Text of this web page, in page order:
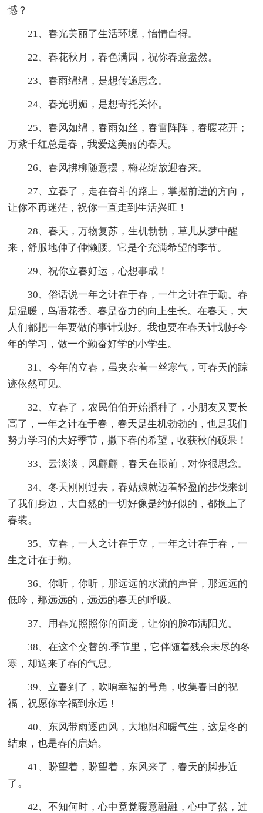
憾？
21、春光美丽了生活环境，怡情自得。
22、春花秋月，春色满园，祝你春意盎然。
23、春雨绵绵，是想传递思念。
24、春光明媚，是想寄托关怀。
25、春风如绵，春雨如丝，春雷阵阵，春暖花开；
万紫千红总是春，我爱这美丽的春天。
26、春风拂柳随意摆，梅花绽放迎春来。
27、立春了，走在奋斗的路上，掌握前进的方向，
让你不再迷茫，祝你一直走到生活兴旺！
28、春天，万物复苏，生机勃勃，草儿从梦中醒
来，舒服地伸了伸懒腰。它是个充满希望的季节。
29、祝你立春好运，心想事成！
30、俗话说一年之计在于春，一生之计在于勤。春
是温暖，鸟语花香。春是奋力的向上生长。在春天，大
人们都把一年要做的事计划好。我也要在春天计划好今
年的学习，做一个勤奋好学的小学生。
31、今年的立春，虽夹杂着一丝寒气，可春天的踪
迹依然可见。
32、立春了，农民伯伯开始播种了，小朋友又要长
高了，一年之计在于春，春天是生机勃勃的，也是我们
努力学习的大好季节，撒下春的希望，收获秋的硕果！
33、云淡淡，风翩翩，春天在眼前，对你很思念。
34、冬天刚刚过去，春姑娘就迈着轻盈的步伐来到
了我们身边，大自然的一切好像是约好似的，都换上了
春装。
35、立春，一人之计在于立，一年之计在于春，一
生之计在于勤。
36、你听，你听，那远远的水流的声音，那远远的
低吟，那远远的，远远的春天的呼吸。
37、用春光照照你的面庞，让你的脸布满阳光。
38、在这个交替的.季节里，它伴随着残余未尽的冬
寒，却送来了春的气息。
39、立春到了，吹响幸福的号角，收集春日的祝
福，祝愿你幸福到永远！
40、东风带雨逐西风，大地阳和暖气生，这是冬的
结束，也是春的启始。
41、盼望着，盼望着，东风来了，春天的脚步近
了。
42、不知何时，心中竟觉暖意融融，心中了然，过